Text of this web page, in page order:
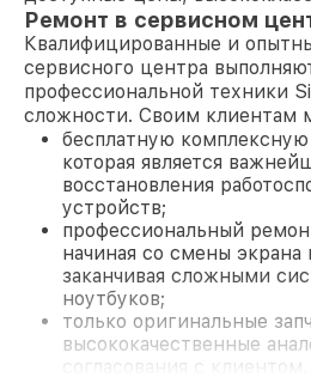
Ремонт в сервисном
Квалифицированные и
сервисного центра
профессиональной техники
сложности. Своим клиентам
бесплатную
которая является
восстановления
устройств;
профессиональный
начиная со смены экрана
заканчивая сложными
ноутбуков;
только оригинальные
высококачественные
согласования с клиентом.